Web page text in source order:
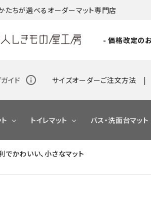
かたちが選べるオーダーマット専門店
- 価格改定の
イド info_outline サイズオーダーご注文方法
トイレマット バス・洗面台マット
でかわいい、小さなマット